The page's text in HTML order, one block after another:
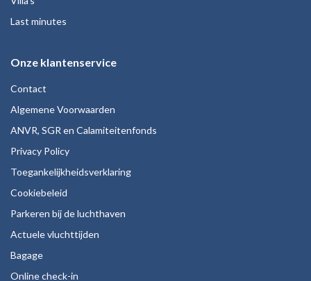
Last minutes
Onze klantenservice
Contact
Algemene Voorwaarden
ANVR, SGR en Calamiteitenfonds
Privacy Policy
Toegankelijkheidsverklaring
Cookiebeleid
Parkeren bij de luchthaven
Actuele vluchttijden
Bagage
Online check-in